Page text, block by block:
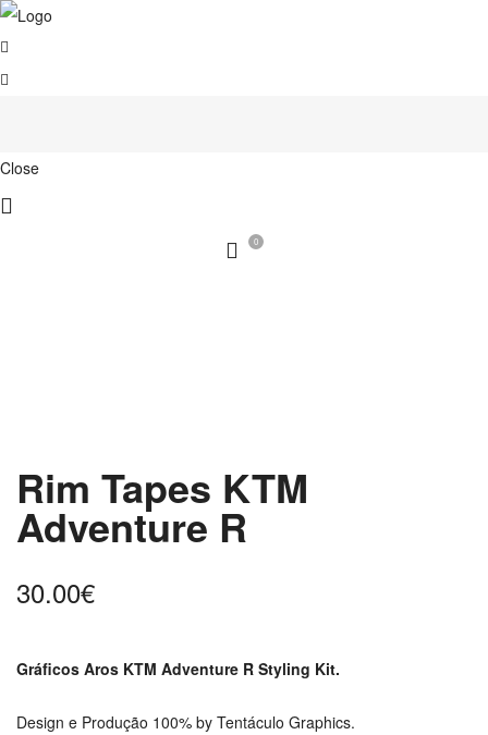
Close
0
Rim Tapes KTM
Adventure R
30.00€
Gráficos Aros KTM Adventure R Styling Kit.
Design e Produção 100% by Tentáculo Graphics.